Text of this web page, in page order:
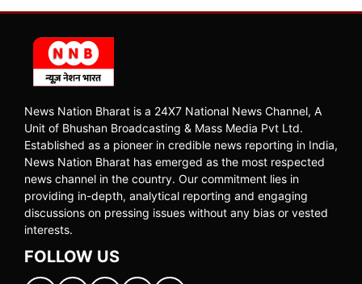
News Nation Bharat is a 24X7 National News Channel, A
Unit of Bhushan Broadcasting & Mass Media Pvt Ltd.
Established as a pioneer in credible news reporting in India,
News Nation Bharat has emerged as the most respected
news channel in the country. Our commitment lies in
providing in-depth, analytical reporting and engaging
discussions on pressing issues without any bias or vested
interests.
FOLLOW US